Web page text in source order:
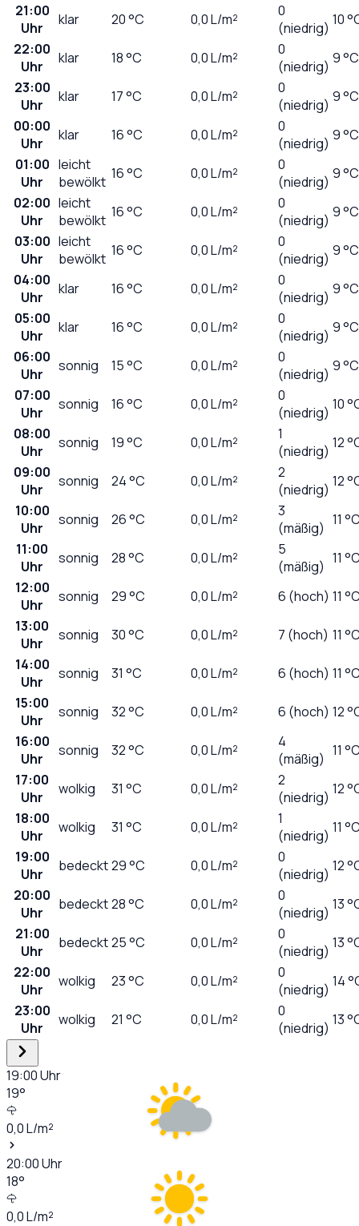
21:00
Uhr
klar 20°C 0,0L/m²
0
(niedrig) 10
22:00
Uhr
klar 18°C 0,0L/m²
0
(niedrig) 9 °C
23:00
Uhr
klar 17°C 0,0L/m²
0
(niedrig) 9 °C
00:00
Uhr
klar 16°C 0,0L/m²
0
(niedrig) 9 °C
01:00
Uhr
leicht
bewölkt 16°C 0,0L/m²
0
(niedrig) 9 °C
02:00
Uhr
leicht
bewölkt 16°C 0,0L/m²
0
(niedrig) 9 °C
03:00
Uhr
leicht
bewölkt 16°C 0,0L/m²
0
(niedrig) 9 °C
04:00
Uhr
klar 16°C 0,0L/m²
0
(niedrig) 9 °C
05:00
Uhr
klar 16°C 0,0L/m²
0
(niedrig) 9 °C
06:00
Uhr
sonnig 15°C 0,0L/m²
0
(niedrig) 9 °C
07:00
Uhr
sonnig 16°C 0,0L/m²
0
(niedrig) 10
08:00
Uhr
sonnig 19°C 0,0L/m²
1
(niedrig) 12
09:00
Uhr
sonnig 24°C 0,0L/m²
2
(niedrig) 12
10:00
Uhr
sonnig 26°C 0,0L/m²
3
(mäßig) 11
11:00
Uhr
sonnig 28°C 0,0L/m²
5
(mäßig) 11
12:00
Uhr
sonnig 29°C 0,0L/m² 6 (hoch) 11
13:00
Uhr
sonnig 30°C 0,0L/m² 7 (hoch) 11
14:00
Uhr
sonnig 31 °C 0,0L/m² 6 (hoch) 11
15:00
Uhr
sonnig 32°C 0,0L/m² 6 (hoch) 12
16:00
Uhr
sonnig 32°C 0,0L/m²
4
(mäßig) 11
17:00
Uhr
wolkig 31 °C 0,0L/m²
2
(niedrig) 12
18:00
Uhr
wolkig 31 °C 0,0L/m²
1
(niedrig) 11
19:00
Uhr
bedeckt29°C 0,0L/m²
0
(niedrig) 12
20:00
Uhr
bedeckt28°C 0,0L/m²
0
(niedrig) 13
21:00
Uhr
bedeckt25°C 0,0L/m²
0
(niedrig) 13
22:00
Uhr
wolkig 23°C 0,0L/m²
0
(niedrig) 14
23:00
Uhr
wolkig 21 °C 0,0L/m²
0
(niedrig) 13
19:00Uhr
19°
0,0L/m²
20:00Uhr
18°
0,0L/m²